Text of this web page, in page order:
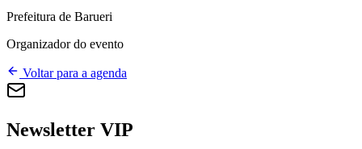
Prefeitura de Barueri
Organizador do evento
Voltar para a agenda
Newsletter VIP